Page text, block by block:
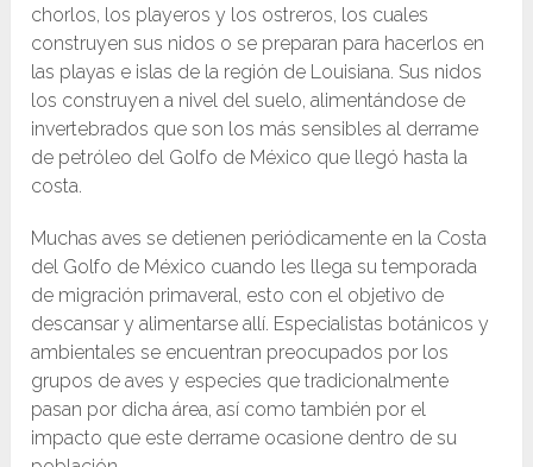
chorlos, los playeros y los ostreros, los cuales
construyen sus nidos o se preparan para hacerlos en
las playas e islas de la región de Louisiana. Sus nidos
los construyen a nivel del suelo, alimentándose de
invertebrados que son los más sensibles al derrame
de petróleo del Golfo de México que llegó hasta la
costa.
Muchas aves se detienen periódicamente en la Costa
del Golfo de México cuando les llega su temporada
de migración primaveral, esto con el objetivo de
descansar y alimentarse allí. Especialistas botánicos y
ambientales se encuentran preocupados por los
grupos de aves y especies que tradicionalmente
pasan por dicha área, así como también por el
impacto que este derrame ocasione dentro de su